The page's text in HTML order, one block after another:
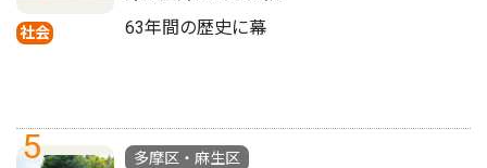
社会
63年間の歴史に幕
5
多摩区・麻生区